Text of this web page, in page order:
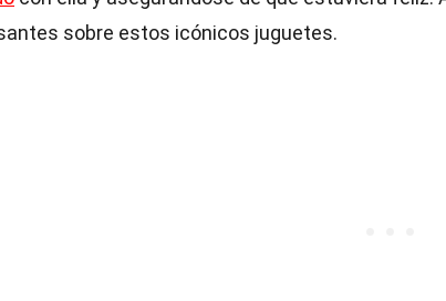
sobre estos icónicos juguetes.